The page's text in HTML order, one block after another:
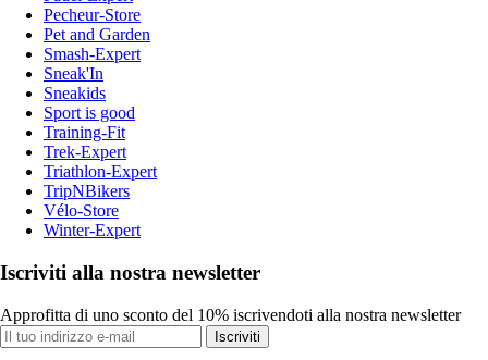
Pecheur-Store
Pet and Garden
Smash-Expert
Sneak'In
Sneakids
Sport is good
Training-Fit
Trek-Expert
Triathlon-Expert
TripNBikers
Vélo-Store
Winter-Expert
Iscriviti alla nostra newsletter
Approfitta di uno sconto del 10% iscrivendoti alla nostra newsletter
Iscriviti